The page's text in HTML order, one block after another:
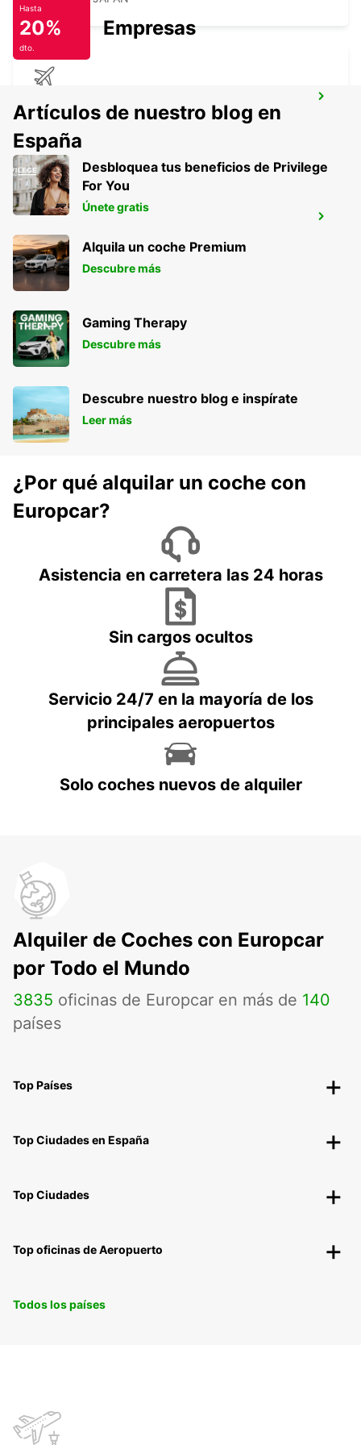
NAGASAKI AIRPORT
OMURA - JAPAN
KIRISHIMA - JAPAN
Hasta
20%
dto.
Empresas
Artículos de nuestro blog en
España
Desbloquea tus beneficios de Privilege
For You
Únete gratis
Alquila un coche Premium
Descubre más
Gaming Therapy
Descubre más
Descubre nuestro blog e inspírate
Leer más
¿Por qué alquilar un coche con
Europcar?
Asistencia en carretera las 24 horas
Sin cargos ocultos
Servicio 24/7 en la mayoría de los
principales aeropuertos
Solo coches nuevos de alquiler
Alquiler de Coches con Europcar
por Todo el Mundo
3835 oficinas de Europcar en más de 140
países
Top Países
Top Ciudades en España
Top Ciudades
Top oficinas de Aeropuerto
Todos los países